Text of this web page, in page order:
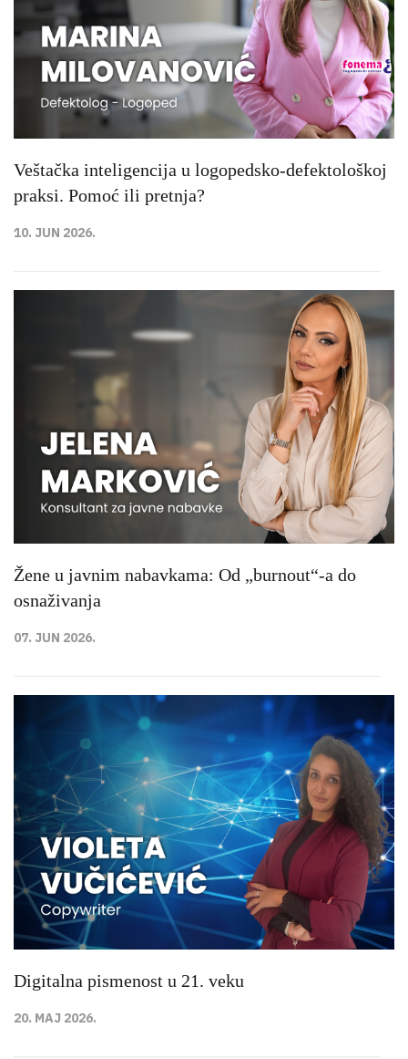
Veštačka inteligencija u logopedsko-defektološkoj
praksi. Pomoć ili pretnja?
10. JUN 2026.
Žene u javnim nabavkama: Od „burnout“-a do
osnaživanja
07. JUN 2026.
Digitalna pismenost u 21. veku
20. MAJ 2026.